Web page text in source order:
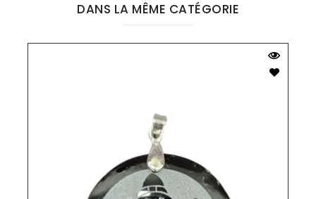
DANS LA MÊME CATÉGORIE